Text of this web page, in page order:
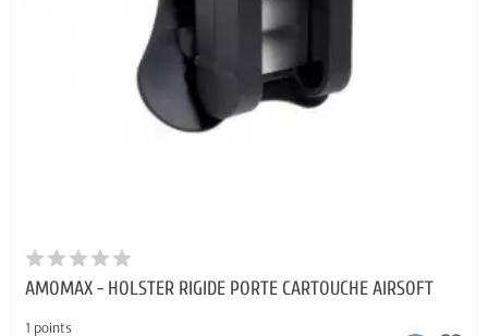
AMOMAX - HOLSTER RIGIDE PORTE CARTOUCHE AIRSOFT
1 points